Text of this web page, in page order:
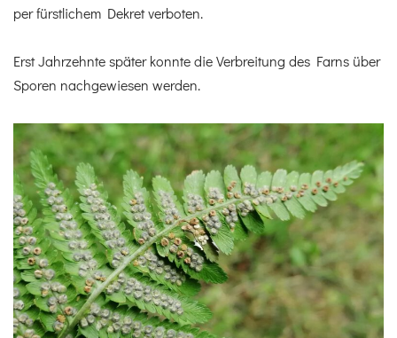
per fürstlichem Dekret verboten.
Erst Jahrzehnte später konnte die Verbreitung des Farns über
Sporen nachgewiesen werden.